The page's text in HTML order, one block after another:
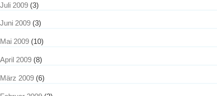
Juli 2009 (3)
Juni 2009 (3)
Mai 2009 (10)
April 2009 (8)
März 2009 (6)